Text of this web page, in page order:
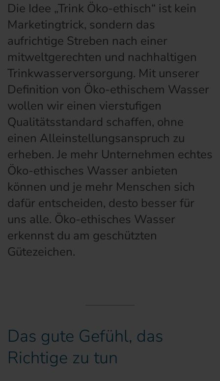
Die Idee „Trink Öko-ethisch“ ist kein
Marketingtrick, sondern das
aufrichtige Streben nach einer
mitweltgerechten und nachhaltigen
Trinkwasserversorgung. Mit unserer
Definition von Öko-ethischem Wasser
wollen wir einen vierstufigen
Qualitätsstandard schaffen, ohne
einen Alleinstellungsanspruch zu
erheben. Je mehr Unternehmen echtes
Öko-ethisches Wasser anbieten
können und je mehr Menschen sich
dafür entscheiden, desto besser für
uns alle. Öko-ethisches Wasser
erkennst du am geschützten
Gütezeichen.
Das gute Gefühl, das
Richtige zu tun